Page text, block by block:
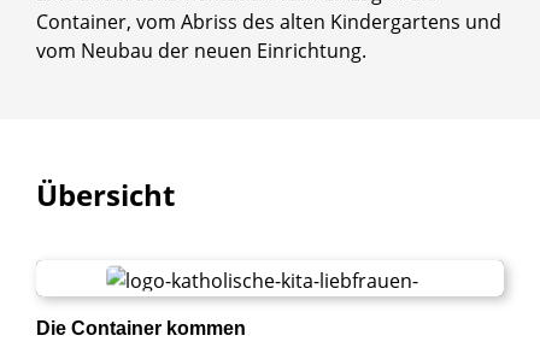
Container, vom Abriss des alten Kindergartens und
vom Neubau der neuen Einrichtung.
Übersicht
Die Container kommen